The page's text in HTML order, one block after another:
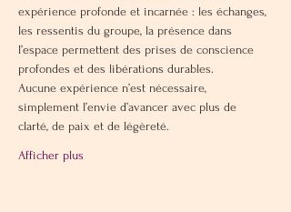
expérience profonde et incarnée : les échanges,
les ressentis du groupe, la présence dans
l’espace permettent des prises de conscience
profondes et des libérations durables.
Aucune expérience n’est nécessaire,
simplement l’envie d’avancer avec plus de
clarté, de paix et de légèreté.
Afficher plus